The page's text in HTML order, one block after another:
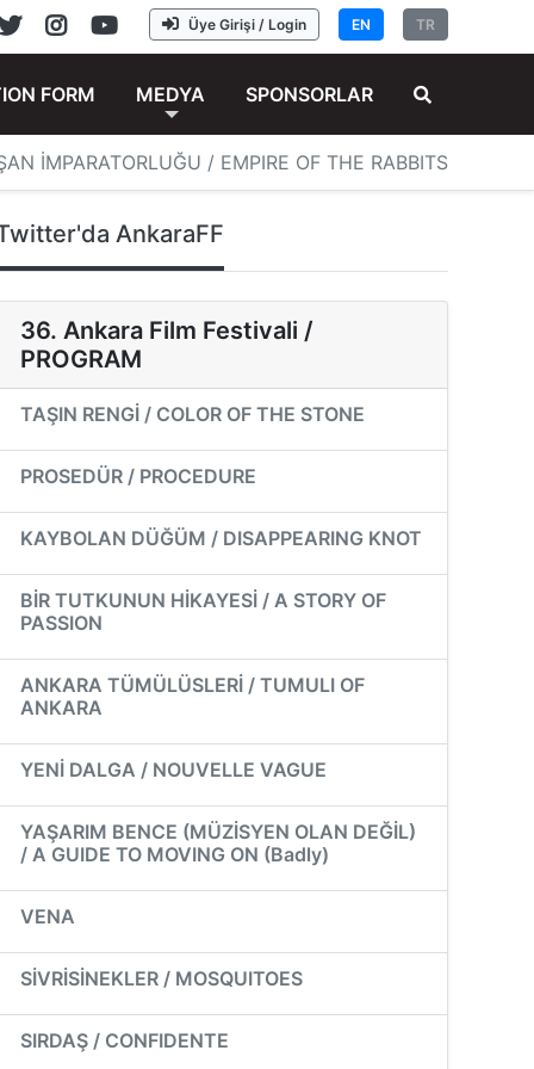
TR
EN
Üye Girişi / Login
FORM MEDYA SPONSORLAR
İMPARATORLUĞU / EMPIRE OF THE RABBITS
AnkaraFF
36. Ankara Film Festivali /
PROGRAM
TAŞIN RENGİ / COLOR OF THE STONE
PROSEDÜR / PROCEDURE
KAYBOLAN DÜĞÜM / DISAPPEARING KNOT
BİR TUTKUNUN HİKAYESİ / A STORY OF
PASSION
ANKARA TÜMÜLÜSLERİ / TUMULI OF
ANKARA
YENİ DALGA / NOUVELLE VAGUE
YAŞARIM BENCE (MÜZİSYEN OLAN DEĞİL)
/ A GUIDE TO MOVING ON (Badly)
VENA
SİVRİSİNEKLER / MOSQUITOES
SIRDAŞ / CONFIDENTE